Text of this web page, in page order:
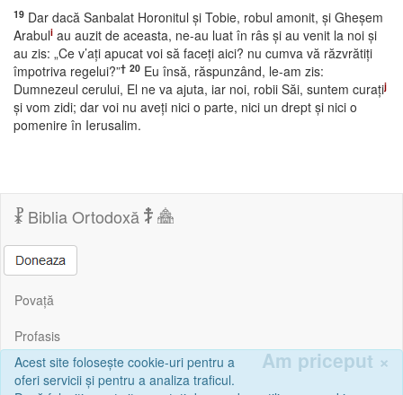
19 Dar dacă Sanbalat Horonitul şi Tobie, robul amonit, şi Gheşem
Arabuli au auzit de aceasta, ne-au luat în râs şi au venit la noi şi
au zis: „Ce v’aţi apucat voi să faceţi aici? nu cumva vă răzvrătiţi
împotriva regelui?”† 20 Eu însă, răspunzând, le-am zis:
Dumnezeul cerului, El ne va ajuta, iar noi, robii Săi, suntem curaţij
şi vom zidi; dar voi nu aveţi nici o parte, nici un drept şi nici o
pomenire în Ierusalim.
Biblia Ortodoxă
Povață
Profasis
Corespondență
Am priceput ×
Acest site folosește cookie-uri pentru a
oferi servicii și pentru a analiza traficul.